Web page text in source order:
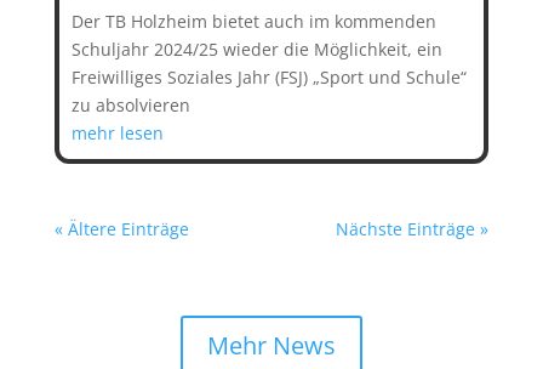
Der TB Holzheim bietet auch im kommenden
Schuljahr 2024/25 wieder die Möglichkeit, ein
Freiwilliges Soziales Jahr (FSJ) „Sport und Schule“
zu absolvieren
mehr lesen
« Ältere Einträge Nächste Einträge »
Mehr News